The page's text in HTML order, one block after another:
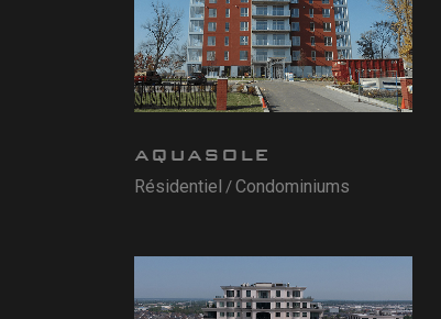
AQUASOLE
Résidentiel Condominiums